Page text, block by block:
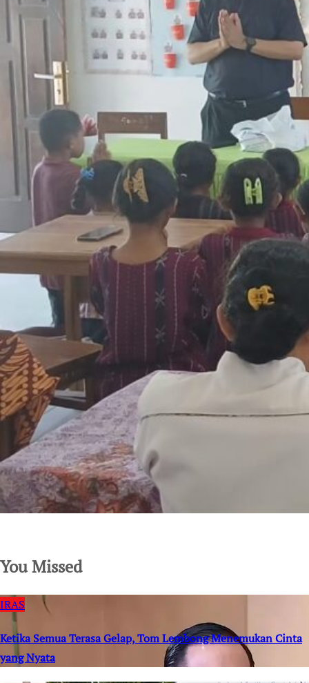
You Missed
IRAS
Ketika Semua Terasa Gelap, Tom Lembong Menemukan Cinta
yang Nyata